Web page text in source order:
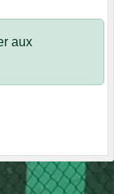
aux